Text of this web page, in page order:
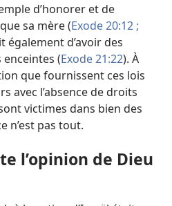
d’honorer et de
sa mère (Exode 20:12 ;
également d’avoir des
(Exode 21:22). À
que fournissent ces lois
avec l’absence de droits
victimes dans bien des
n’est pas tout.
l’opinion de Dieu